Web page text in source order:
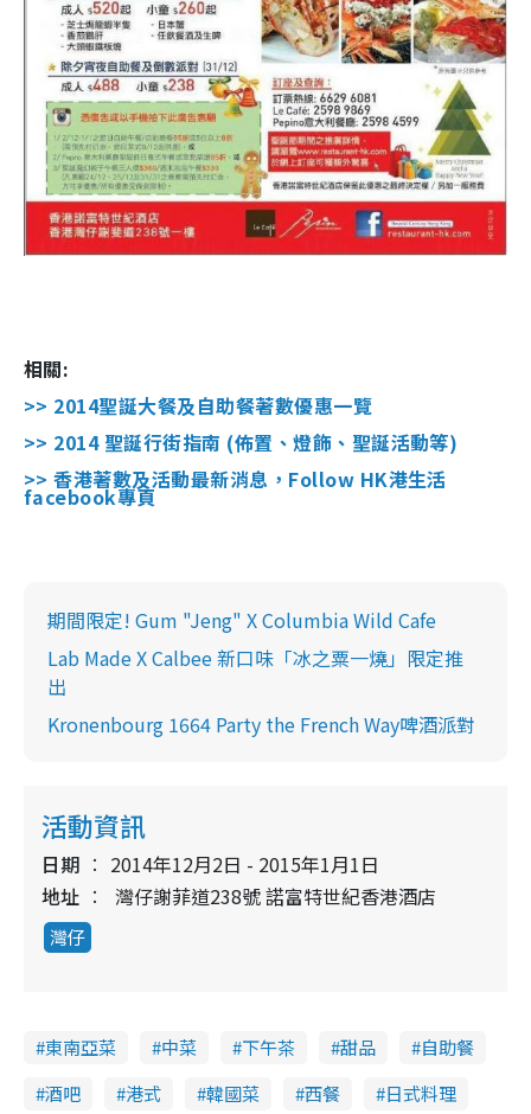
相關:
>> 2014聖誕大餐及自助餐著數優惠一覽
>> 2014 聖誕行街指南 (佈置、燈飾、聖誕活動等)
>> 香港著數及活動最新消息，Follow HK港生活
facebook專頁
期間限定! Gum "Jeng" X Columbia Wild Cafe
Lab Made X Calbee 新口味「冰之粟一燒」限定推
出
Kronenbourg 1664 Party the French Way啤酒派對
活動資訊
日期
2014年12月2日 - 2015年1月1日
地址
灣仔謝菲道238號 諾富特世紀香港酒店
灣仔
東南亞菜 中菜 下午茶 甜品
自助餐
酒吧
港式 韓國菜 西餐 日式料理